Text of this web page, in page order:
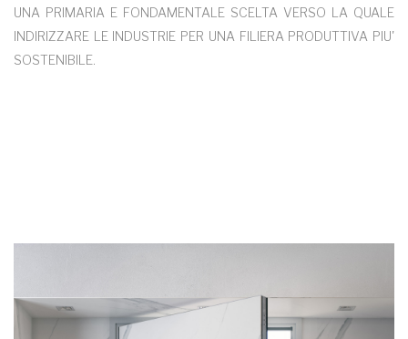
UNA PRIMARIA E FONDAMENTALE SCELTA VERSO LA QUALE
INDIRIZZARE LE INDUSTRIE PER UNA FILIERA PRODUTTIVA PIU'
SOSTENIBILE.